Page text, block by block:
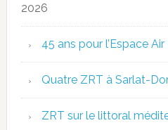
2026
45 ans pour l’Espace Air
Quatre ZRT à Sarlat-
ZRT sur le littoral